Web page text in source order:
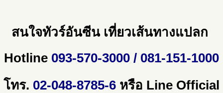
สนใจทัวร์อันซีน เที่ยวเส้นทางแปลก
Hotline 093-570-3000 / 081-151-1000
โทร. 02-048-8785-6 หรือ Line Official